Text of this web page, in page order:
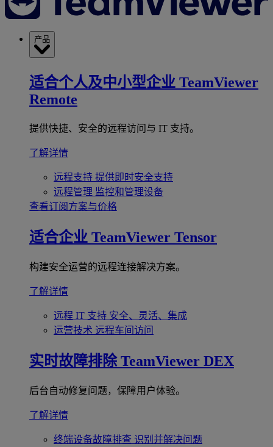
产品
适合个人及中小型企业 TeamViewer
Remote
提供快捷、安全的远程访问与 IT 支持。
了解详情
远程支持 提供即时安全支持
远程管理 监控和管理设备
查看订阅方案与价格
适合企业 TeamViewer Tensor
构建安全运营的远程连接解决方案。
了解详情
远程 IT 支持 安全、灵活、集成
运营技术 远程车间访问
实时故障排除 TeamViewer DEX
后台自动修复问题，保障用户体验。
了解详情
终端设备故障排查 识别并解决问题